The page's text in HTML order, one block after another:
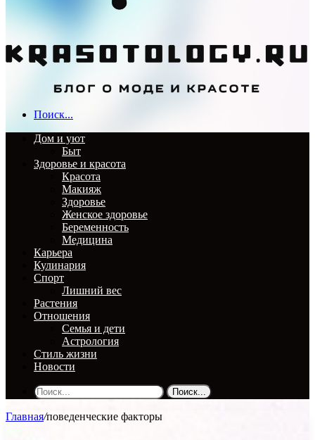
Поиск...
Дом и уют
Быт
Здоровье и красота
Красота
Макияж
Здоровье
Женское здоровье
Беременность
Медицина
Карьера
Кулинария
Спорт
Лишний вес
Растения
Отношения
Семья и дети
Астрология
Стиль жизни
Новости
Поиск...
Главная/поведенческие факторы